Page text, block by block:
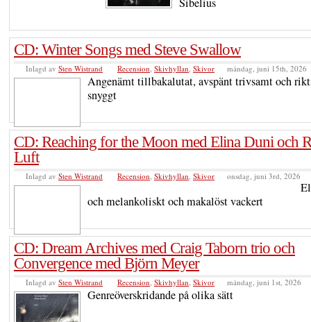
CD: Winter Songs med Steve Swallow
Inlagd av Sten Wistrand Recension Skivhyllan Skivor måndag, juni 15th, 2026
Angenämt tillbakalutat, avspänt trivsamt och
snyggt
CD: Reaching for the Moon med Elina Duni och
Luft
Inlagd av Sten Wistrand Recension, Skivhyllan, Skivor onsdag, juni 3rd, 2026
och melankoliskt och makalöst vackert
CD: Dream Archives med Craig Taborn trio och
Convergence med Björn Meyer
Inlagd av Sten Wistrand Recension, Skivhyllan, Skivor måndag, juni 1st, 2026
Genreöverskridande på olika sätt